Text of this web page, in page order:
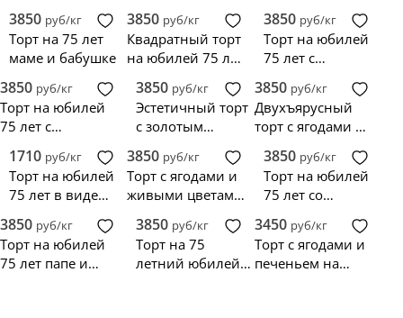
3850 руб/кг
Торт на 75 лет
маме и бабушке
3850 руб/кг
Квадратный торт
на юбилей 75 лет
3850 руб/кг
Торт на юбилей
75 лет с
розами
3850 руб/кг
Торт на юбилей
75 лет с
шоколадными
шарами
3850 руб/кг
Эстетичный торт
с золотым
юбилей 75 лет
3850 руб/кг
Двухъярусный
торт с ягодами на
1710 руб/кг
Торт на юбилей
75 лет в виде
3850 руб/кг
Торт с ягодами и
живыми цветами
3850 руб/кг
Торт на юбилей
75 лет со
3850 руб/кг
Торт на юбилей
75 лет папе и
3850 руб/кг
Торт на 75
летний юбилей
3450 руб/кг
Торт с ягодами и
печеньем на